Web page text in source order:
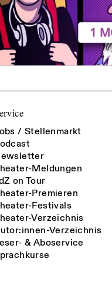
/ Stellenmarkt
Meldungen
on Tour
Premieren
Festivals
Verzeichnis
Verzeichnis
& Aboservice